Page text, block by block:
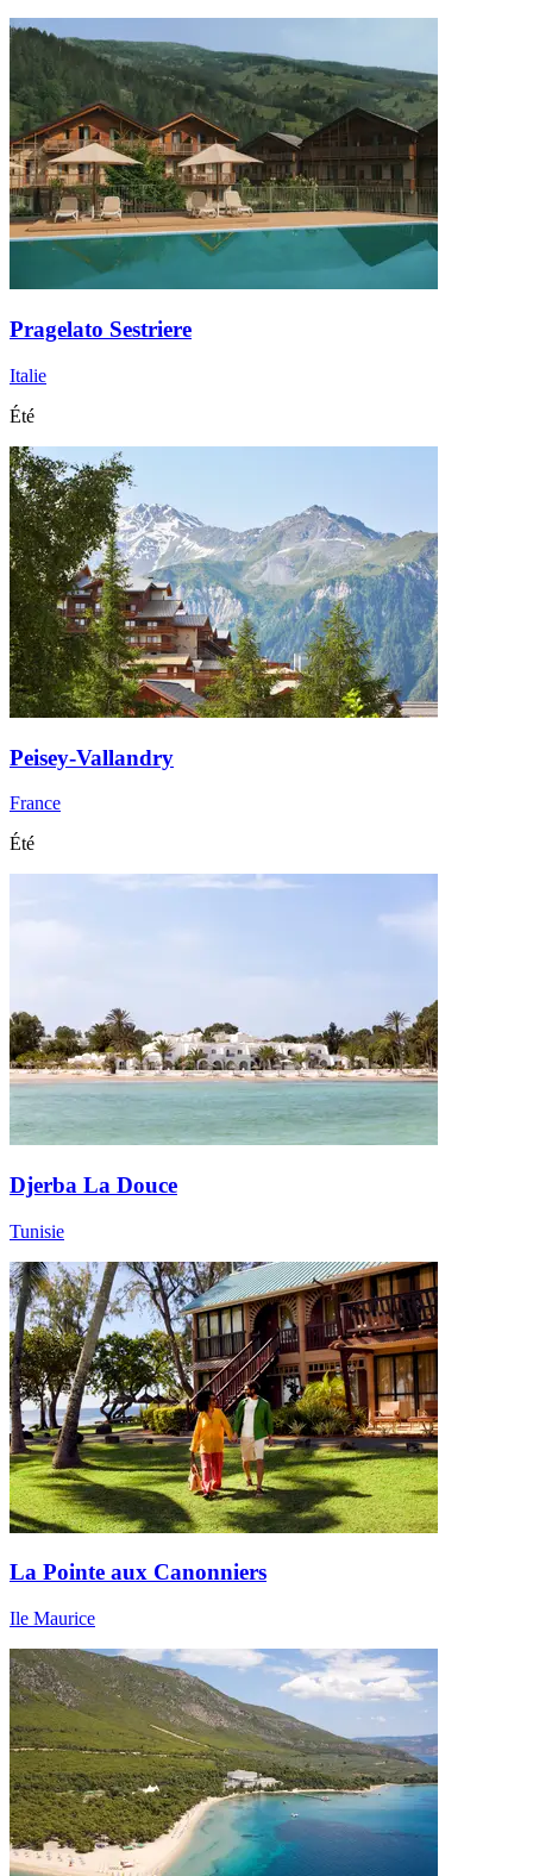
Pragelato Sestriere
Italie
Été
Peisey-Vallandry
France
Été
Djerba La Douce
Tunisie
La Pointe aux Canonniers
Ile Maurice